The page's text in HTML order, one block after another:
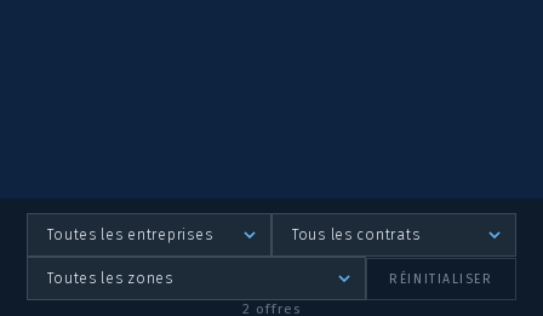
RÉINITIALISER
2 offres